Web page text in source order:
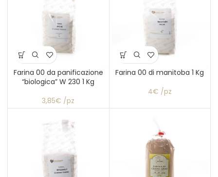
Farina 00 da panificazione
“biologica” W 230 1 Kg
3,85€ /pz
Farina 00 di manitoba 1 Kg
4€ /pz